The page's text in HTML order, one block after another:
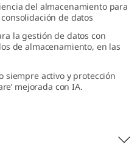
del almacenamiento para
de datos
la gestión de datos con
de almacenamiento, en las
siempre activo y protección
mejorada con IA.